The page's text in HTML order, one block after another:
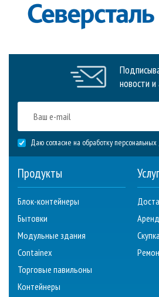
новости и
Даю согласие на обработку
Продукты
Блок-контейнеры
Бытовки
Модульные здания
Containex
Торговые павильоны
Контейнеры